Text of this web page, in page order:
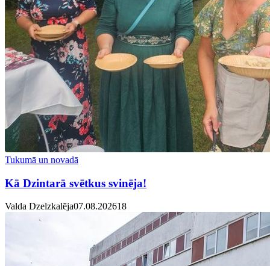
Tukumā un novadā
Kā Dzintarā svētkus svinēja!
Valda Dzelzkalēja07.08.202618